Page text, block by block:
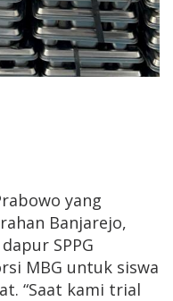
yang
Banjarejo,
SPPG
MBG untuk siswa
“Saat kami trial